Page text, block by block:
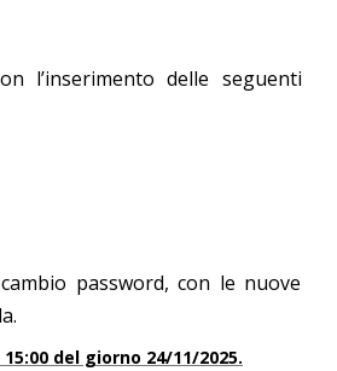
l’inserimento delle seguenti
password, con le nuove
del giorno 24/11/2025.